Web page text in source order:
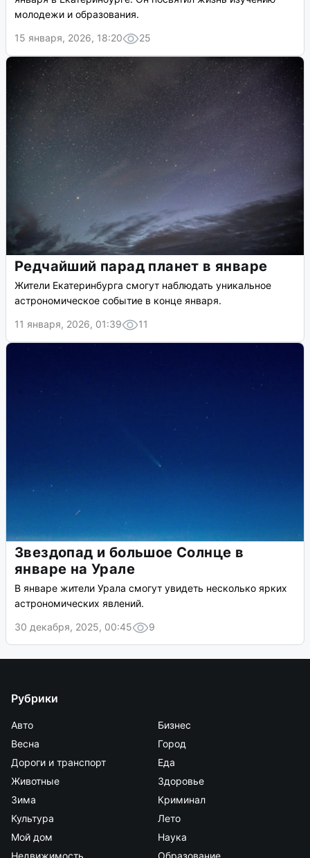
молодежи и образования.
15 января, 2026, 18:20
25
Редчайший парад планет в январе
Жители Екатеринбурга смогут наблюдать уникальное
астрономическое событие в конце января.
11 января, 2026, 01:39
11
Звездопад и большое Солнце в
январе на Урале
В январе жители Урала смогут увидеть несколько ярких
астрономических явлений.
30 декабря, 2025, 00:45
9
Рубрики
Авто
Бизнес
Весна
Город
Дороги и транспорт
Еда
Животные
Здоровье
Зима
Криминал
Культура
Лето
Мой дом
Наука